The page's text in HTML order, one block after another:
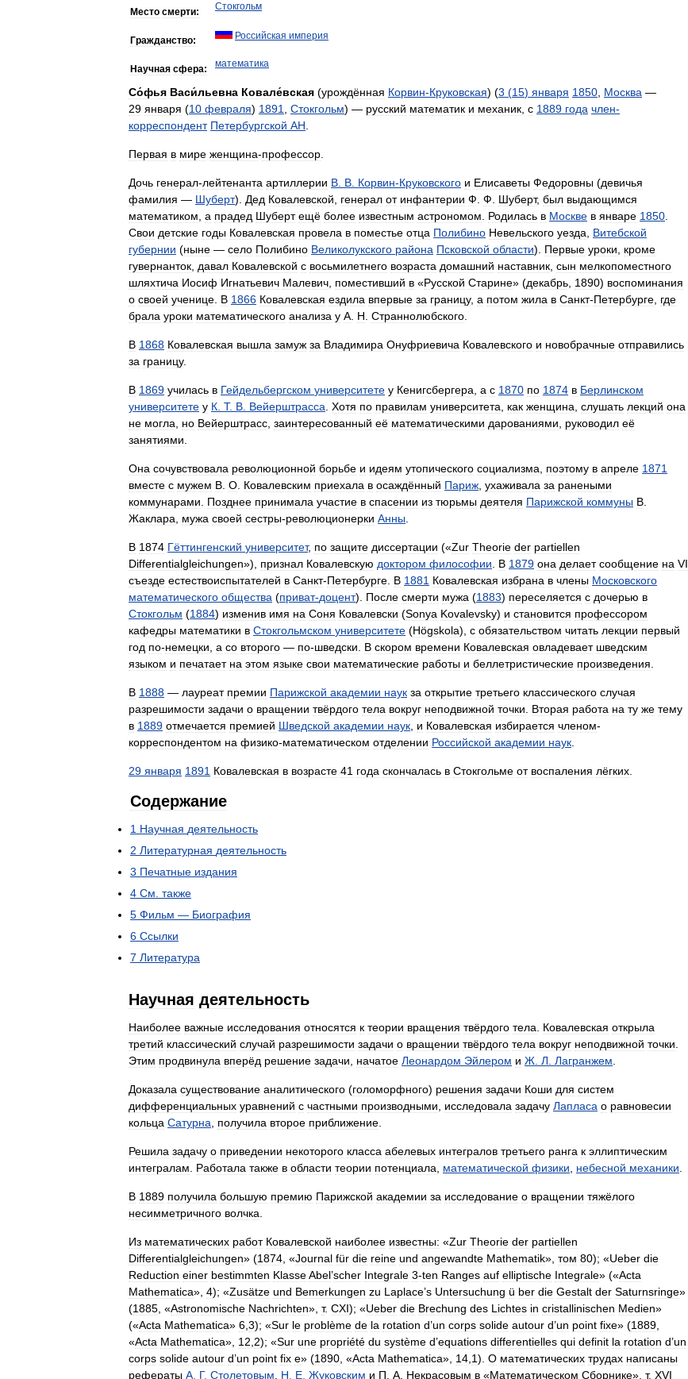
Место смерти: Стокгольм
Гражданство: Российская империя
Научная сфера: математика
Со́фья Васи́льевна Ковале́вская (урождённая Корвин-Круковская) (3 (15) января 1850 Москва —
29 января (10 февраля) 1891 Стокгольм) — русский математик и механик с 1889 года член-
корреспондент Петербургской АН
Первая в мире женщина-профессор
Дочь генерал-лейтенанта артиллерии В В Корвин-Круковского и Елисаветы Федоровны (девичья
фамилия — Шуберт). Дед Ковалевской генерал от инфантерии Ф Ф Шуберт, был выдающимся
математиком а прадед Шуберт ещё более известным астрономом Родилась в Москве в январе 1850
Свои детские годы Ковалевская провела в поместье отца Полибино Невельского уезда
Витебской
губернии (ныне — село Полибино Великолукского района Псковской области). Первые уроки
кроме
гувернанток давал Ковалевской с восьмилетнего возраста домашний наставник сын мелкопоместного
шляхтича Иосиф Игнатьевич Малевич поместивший в «Русской Старине» (декабрь 1890) воспоминания
о своей ученице В 1866 Ковалевская ездила впервые за границу, а потом жила в Санкт-Петербурге где
брала уроки математического анализа у А Н Страннолюбского
В 1868 Ковалевская вышла замуж за Владимира Онуфриевича Ковалевского и новобрачные отправились
за границу.
В 1869 училась в Гейдельбергском университете у Кенигсбергера а с 1870 по 1874 в Берлинском
университете у К Т. В Вейерштрасса Хотя по правилам университета как женщина слушать лекций она
не могла но Вейерштрасс заинтересованный её математическими дарованиями руководил её
занятиями
Она сочувствовала революционной борьбе и идеям утопического социализма поэтому в апреле 1871
вместе с мужем В О Ковалевским приехала в осаждённый Париж ухаживала за ранеными
коммунарами
Позднее принимала участие в спасении из тюрьмы деятеля Парижской коммуны В
Жаклара
мужа своей сестры-революционерки Анны
В 1874 Гёттингенский университет, по защите диссертации («Zur Theorie der partiellen
Differentialgleichungen»), признал Ковалевскую доктором философии В 1879 она делает сообщение на VI
съезде естествоиспытателей в Санкт-Петербурге В 1881 Ковалевская избрана в члены Московского
математического общества (приват-доцент). После смерти мужа (1883) переселяется с дочерью в
Стокгольм (1884) изменив имя на Соня Ковалевски (Sonya Kovalevsky) и становится профессором
кафедры математики в Стокгольмском университете (Högskola), с обязательством читать лекции первый
год по-немецки а со второго — по-шведски В скором времени Ковалевская овладевает шведским
языком и печатает на этом языке свои математические работы и беллетристические произведения
В 1888 — лауреат премии Парижской академии наук за открытие третьего классического случая
разрешимости задачи о вращении твёрдого тела вокруг неподвижной точки Вторая работа на ту же тему
в 1889 отмечается премией Шведской академии наук и Ковалевская избирается членом-
корреспондентом на физико-математическом отделении Российской академии наук
29 января 1891 Ковалевская в возрасте 41 года скончалась в Стокгольме от воспаления лёгких
Содержание
1 Научная деятельность
2 Литературная деятельность
3 Печатные издания
4 См также
5 Фильм — Биография
6 Ссылки
7 Литература
Научная деятельность
Наиболее важные исследования относятся к теории вращения твёрдого тела Ковалевская открыла
третий классический случай разрешимости задачи о вращении твёрдого тела вокруг неподвижной точки
Этим продвинула вперёд решение задачи начатое Леонардом Эйлером и Ж Л Лагранжем
Доказала существование аналитического (голоморфного) решения задачи Коши для систем
дифференциальных уравнений с частными производными исследовала задачу Лапласа о равновесии
кольца Сатурна получила второе приближение
Решила задачу о приведении некоторого класса абелевых интегралов третьего ранга к эллиптическим
интегралам
Работала также в области теории потенциала математической физики небесной механики
В 1889 получила большую премию Парижской академии за исследование о вращении тяжёлого
несимметричного волчка
Из математических работ Ковалевской наиболее известны: «Zur Theorie der partiellen
Differentialgleichungen» (1874 , «Journal für die reine und angewandte Mathematik», том 80); «Ueber die
Reduction einer bestimmten KlasseAbel’scher Integrale 3-ten Ranges auf elliptische Integrale» («Acta
Mathematica», 4); «Zusätze und Bemerkungen zu Laplace’s Untersuchung ü ber die Gestalt der Saturnsringe»
(1885 , «Astronomische Nachrichten», т. CXI); «Ueber die Brechung des Lichtes in cristallinischen Medien»
(«Acta Mathematica» 6 3); «Sur le problème de la rotation d’un corps solide autour d’un point fixe» (1889
«Acta Mathematica», 12 2); «Sur une propriété du système d’equations differentielles qui definit la rotation d’un
corps solide autour d’un point fix e» (1890 , «Acta Mathematica», 14 1). О математических трудах написаны
рефераты А Г. Столетовым Н Е Жуковским и П А Некрасовым в «Математическом Сборнике», т. XVI